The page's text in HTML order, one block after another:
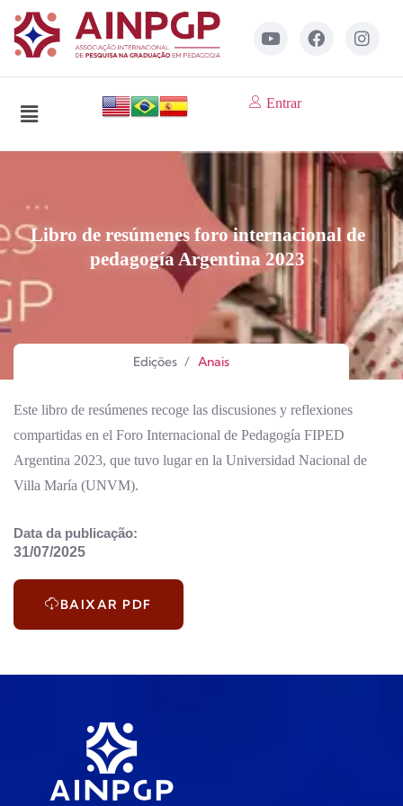
Entrar
Libro de resúmenes foro internacional de
pedagogía Argentina 2023
Edições / Anais
Data da publicação:
31/07/2025
BAIXAR PDF
Este libro de resúmenes recoge las discusiones y reflexiones
compartidas en el Foro Internacional de Pedagogía FIPED
Argentina 2023, que tuvo lugar en la Universidad Nacional de
Villa María (UNVM).